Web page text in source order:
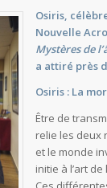
Osiris,
Nouvelle
Mystères de
a attiré près
Osiris : La
Être de
relie les deux
et le monde
initie à l’art de